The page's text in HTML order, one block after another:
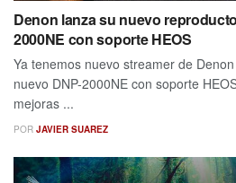
Denon lanza su nuevo
2000NE con soporte HEOS
Ya tenemos nuevo streamer de
nuevo DNP-2000NE con soporte
mejoras ...
POR JAVIER SUAREZ